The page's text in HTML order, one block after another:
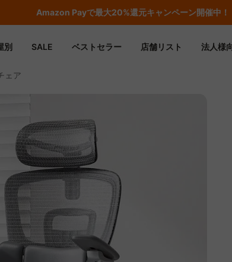
Amazon Payで最大20%還元キャンペーン開催中！
別 SALE ベストセラー 店舗リスト 法人様
ェア